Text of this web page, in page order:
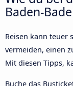
Baden-
Reisen kann teuer
vermeiden, einen
Mit diesen Tipps,
Buche das